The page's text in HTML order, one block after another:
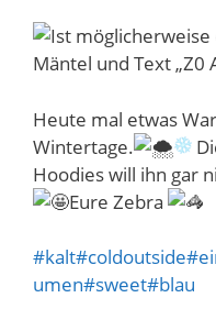
Heute mal etwas
Wintertage.
Hoodies will ihn gar
Eure Zebra
#kalt#coldoutside
umen#sweet#blau